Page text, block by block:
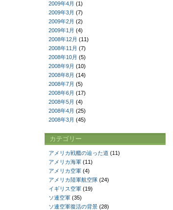
2009年4月 (1)
2009年3月 (7)
2009年2月 (2)
2009年1月 (4)
2008年12月 (11)
2008年11月 (7)
2008年10月 (5)
2008年9月 (10)
2008年8月 (14)
2008年7月 (5)
2008年6月 (17)
2008年5月 (4)
2008年4月 (25)
2008年3月 (45)
カテゴリー
アメリカ戦艦の辿った道 (11)
アメリカ海軍(11)
アメリカ空軍(4)
アメリカ陸軍航空隊(24)
イギリス空軍(19)
ソ連空軍(35)
ソ連空軍復活の背景(28)